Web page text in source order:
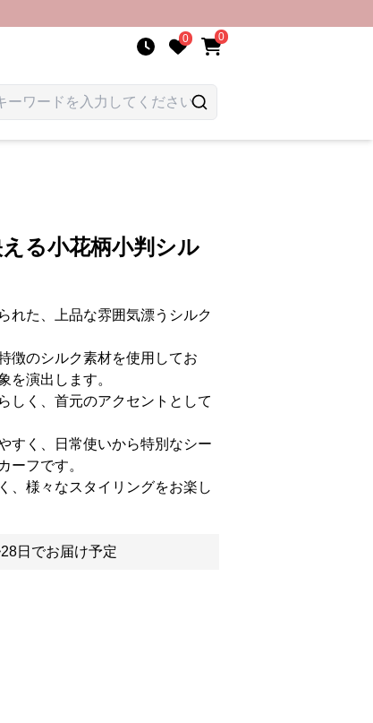
0 0
る小花柄小判シル
れた、上品な雰囲気漂うシルク
徴のシルク素材を使用してお
を演出します。
しく、首元のアクセントとして
すく、日常使いから特別なシー
ーフです。
、様々なスタイリングをお楽し
日でお届け予定